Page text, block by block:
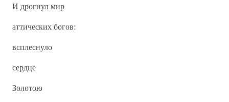
И дрогнул мир
аттических богов:
всплеснуло
сердце
Золотою